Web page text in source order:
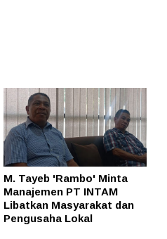
M. Tayeb 'Rambo' Minta
Manajemen PT INTAM
Libatkan Masyarakat dan
Pengusaha Lokal